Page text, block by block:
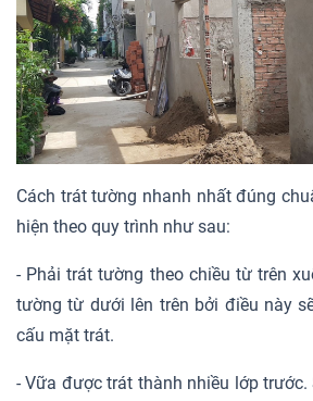
Cách trát tường nhanh nhất đúng
hiện theo quy trình như sau:
- Phải trát tường theo chiều từ trên
tường từ dưới lên trên bởi điều này
cấu mặt trát.
- Vữa được trát thành nhiều lớp